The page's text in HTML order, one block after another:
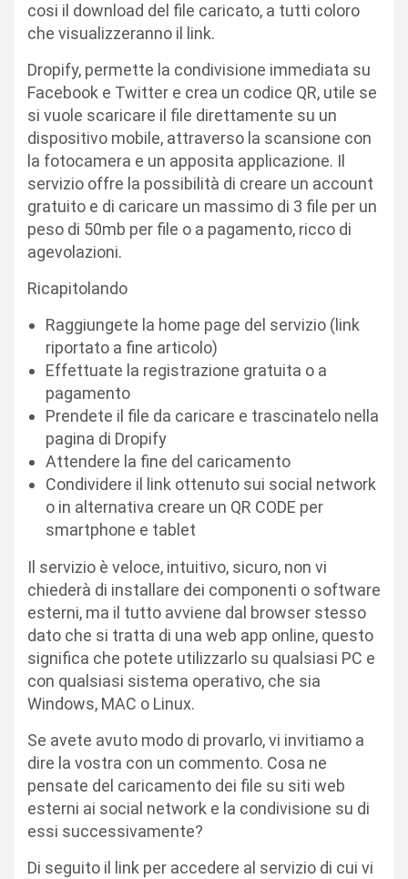
cosi il download del file caricato, a tutti coloro
che visualizzeranno il link.
Dropify, permette la condivisione immediata su
Facebook e Twitter e crea un codice QR, utile se
si vuole scaricare il file direttamente su un
dispositivo mobile, attraverso la scansione con
la fotocamera e un apposita applicazione. Il
servizio offre la possibilità di creare un account
gratuito e di caricare un massimo di 3 file per un
peso di 50mb per file o a pagamento, ricco di
agevolazioni.
Ricapitolando
Raggiungete la home page del servizio (link
riportato a fine articolo)
Effettuate la registrazione gratuita o a
pagamento
Prendete il file da caricare e trascinatelo nella
pagina di Dropify
Attendere la fine del caricamento
Condividere il link ottenuto sui social network
o in alternativa creare un QR CODE per
smartphone e tablet
Il servizio è veloce, intuitivo, sicuro, non vi
chiederà di installare dei componenti o software
esterni, ma il tutto avviene dal browser stesso
dato che si tratta di una web app online, questo
significa che potete utilizzarlo su qualsiasi PC e
con qualsiasi sistema operativo, che sia
Windows, MAC o Linux.
Se avete avuto modo di provarlo, vi invitiamo a
dire la vostra con un commento. Cosa ne
pensate del caricamento dei file su siti web
esterni ai social network e la condivisione su di
essi successivamente?
Di seguito il link per accedere al servizio di cui vi